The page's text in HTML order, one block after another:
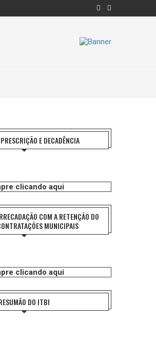
E DECADÊNCIA
clicando aqui
COM A RETENÇÃO DO
MUNICIPAIS
clicando aqui
DO ITBI